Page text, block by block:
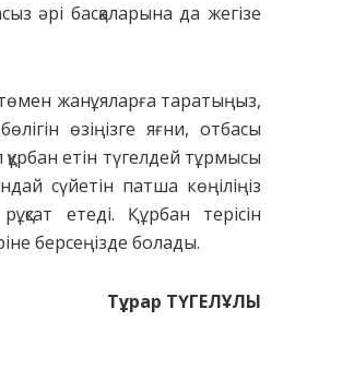
әрі басқаларына да жегізе
төмен жанұяларға таратыңыз,
өзіңізге яғни, отбасы
етін түгелдей тұрмысы
сүйетін патша көңіліңіз
етеді. Құрбан терісін
берсеңізде болады.
Тұрар ТҮГЕЛҰЛЫ